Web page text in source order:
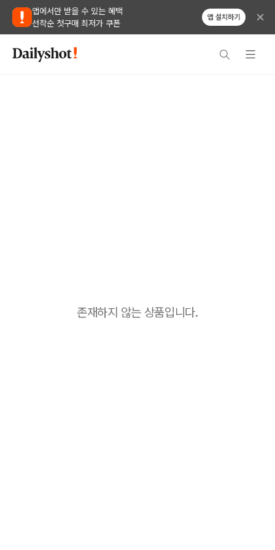
앱에서만 받을 수 있는 혜택
선착순 첫구매 최저가 쿠폰
앱 설치하기
존재하지 않는 상품입니다.